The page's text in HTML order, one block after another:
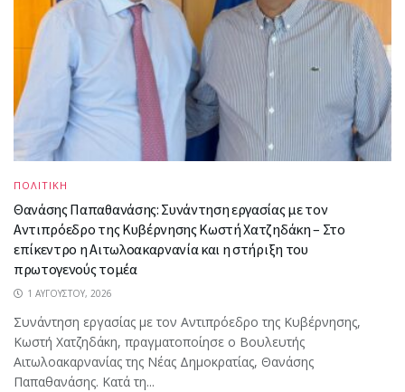
ΠΟΛΙΤΙΚΗ
Θανάσης Παπαθανάσης: Συνάντηση εργασίας με τον
Αντιπρόεδρο της Κυβέρνησης Κωστή Χατζηδάκη – Στο
επίκεντρο η Αιτωλοακαρνανία και η στήριξη του
πρωτογενούς τομέα
1 ΑΥΓΟΎΣΤΟΥ, 2026
Συνάντηση εργασίας με τον Αντιπρόεδρο της Κυβέρνησης,
Κωστή Χατζηδάκη, πραγματοποίησε ο Βουλευτής
Αιτωλοακαρνανίας της Νέας Δημοκρατίας, Θανάσης
Παπαθανάσης. Κατά τη...